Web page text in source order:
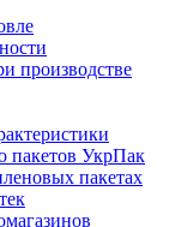
производстве
пакетов УкрПак
пакетах